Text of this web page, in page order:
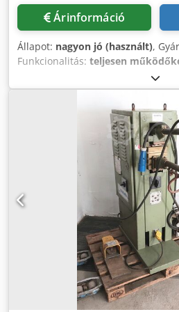
Árinformáció
Állapot: nagyon jó (használt),
Funkcionalitás: teljesen
, bemeneti
össztömeg:390 kg,
Hidegvíz hűtőberendezés Chjdpfx
Hűtőteljesítmény: 6 kW Tömeg: